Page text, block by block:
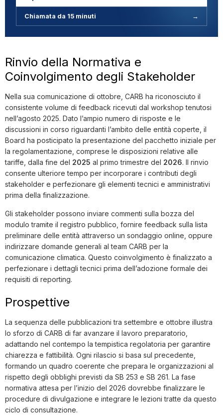
Chiamata da 15 minuti →
Rinvio della Normativa e
Coinvolgimento degli Stakeholder
Nella sua comunicazione di ottobre, CARB ha riconosciuto il
consistente volume di feedback ricevuti dal workshop tenutosi
nell’agosto 2025. Dato l’ampio numero di risposte e le
discussioni in corso riguardanti l’ambito delle entità coperte, il
Board ha posticipato la presentazione del pacchetto iniziale per
la regolamentazione, comprese le disposizioni relative alle
tariffe, dalla fine del 2025 al primo trimestre del 2026. Il rinvio
consente ulteriore tempo per incorporare i contributi degli
stakeholder e perfezionare gli elementi tecnici e amministrativi
prima della finalizzazione.
Gli stakeholder possono inviare commenti sulla bozza del
modulo tramite il registro pubblico, fornire feedback sulla lista
preliminare delle entità attraverso un sondaggio online, oppure
indirizzare domande generali al team CARB per la
comunicazione climatica. Questo coinvolgimento è finalizzato a
perfezionare i dettagli tecnici prima dell’adozione formale dei
requisiti di reporting.
Prospettive
La sequenza delle pubblicazioni tra settembre e ottobre illustra
lo sforzo di CARB di far avanzare il lavoro preparatorio,
adattando nel contempo la tempistica regolatoria per garantire
chiarezza e fattibilità. Ogni rilascio si basa sul precedente,
formando un quadro coerente che prepara le organizzazioni al
rispetto degli obblighi previsti da SB 253 e SB 261. La fase
normativa attesa per l’inizio del 2026 dovrebbe finalizzare le
procedure di divulgazione e integrare le lezioni tratte da questo
ciclo di consultazione.